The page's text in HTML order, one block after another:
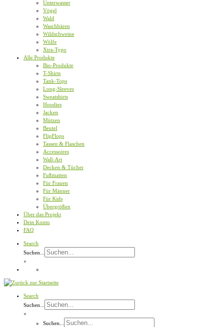
Unterwasser
Vögel
Wald
Waschbären
Wildschweine
Wölfe
Xtra-Typo
Alle Produkte
Bio-Produkte
T-Shirts
Tank-Tops
Long-Sleeves
Sweatshirts
Hoodies
Jacken
Mützen
Beutel
FlipFlops
Tassen & Flaschen
Accessoires
Wall-Art
Decken & Tücher
Fußmatten
Für Frauen
Für Männer
Für Kids
Übergrößen
Über das Projekt
Dein Konto
FAQ
Search
Suchen...
×
Search
Suchen...
×
Suchen...